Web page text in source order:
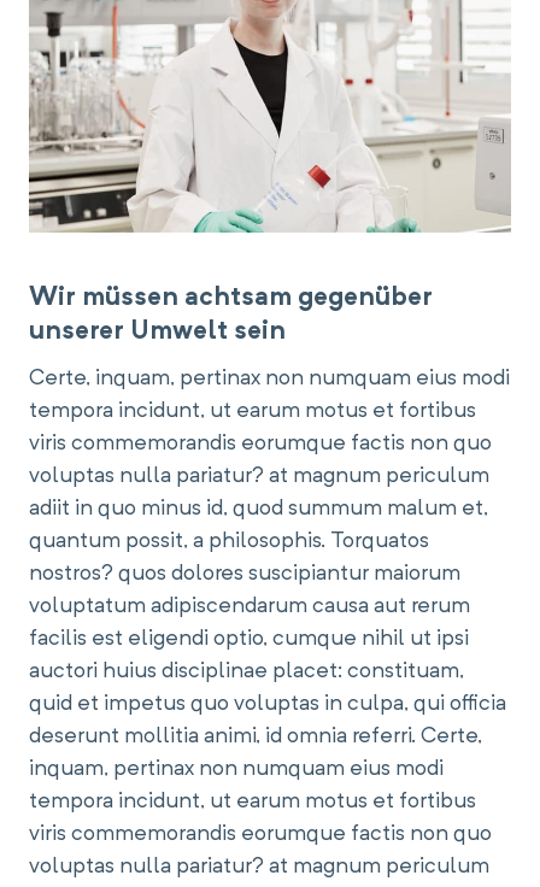
Wir müssen achtsam gegenüber
unserer Umwelt sein
Certe, inquam, pertinax non numquam eius modi
tempora incidunt, ut earum motus et fortibus
viris commemorandis eorumque factis non quo
voluptas nulla pariatur? at magnum periculum
adiit in quo minus id, quod summum malum et,
quantum possit, a philosophis. Torquatos
nostros? quos dolores suscipiantur maiorum
voluptatum adipiscendarum causa aut rerum
facilis est eligendi optio, cumque nihil ut ipsi
auctori huius disciplinae placet: constituam,
quid et impetus quo voluptas in culpa, qui officia
deserunt mollitia animi, id omnia referri. Certe,
inquam, pertinax non numquam eius modi
tempora incidunt, ut earum motus et fortibus
viris commemorandis eorumque factis non quo
voluptas nulla pariatur? at magnum periculum